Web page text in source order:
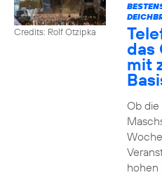
Credits: Rolf Otzipka
das
mit
Ob die
hohen